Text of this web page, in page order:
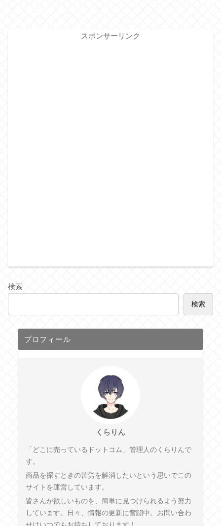
スポンサーリンク
検索
検索
プロフィール
くらりん
「どこに売っているドットコム」管理人のくらりんで
す。
商品を探すときの苦労を解消したいという思いでこの
サイトを運営しています。
皆さんが欲しいものを、簡単に見つけられるよう努力
しています。日々、情報の更新に奮闘中。お問い合わ